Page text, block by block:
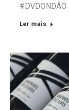
#DVDONDÃO
Ler mais